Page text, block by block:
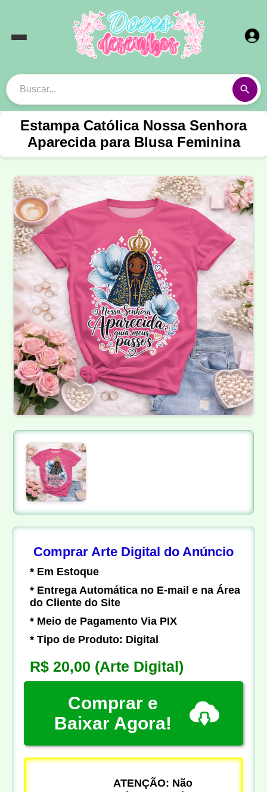
Estampa Católica Nossa Senhora
Aparecida para Blusa Feminina
Comprar Arte Digital do Anúncio
* Em Estoque
* Entrega Automática no E-mail e na Área
do Cliente do Site
* Meio de Pagamento Via PIX
* Tipo de Produto: Digital
R$ 20,00 (Arte Digital)
Comprar e
Baixar Agora!
ATENÇÃO: Não